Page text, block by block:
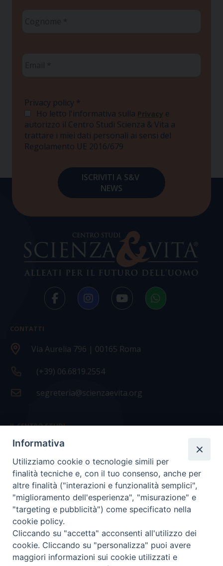
Privacy policy *
Ho letto l'informativa sulla Privacy e
autorizzo il Centro Studi Scienza & Vita a
trattare i miei dati personali ai sensi del
Regolamento UE 2016/679
CONTATTI
Via Aurelia 796 | 00165 Roma
(+39) 06.6819.2554
segreteria@scienzaevita.org
IL CENTRO STUDI
La nostra storia
Statuto
Presidenza e ufficio presidenza
Consiglio scientifico
Coordinamento nazionale
Informativa
Utilizziamo cookie o tecnologie simili per
finalità tecniche e, con il tuo consenso, anche per
altre finalità ("interazioni e funzionalità semplici",
"miglioramento dell'esperienza", "misurazione" e
"targeting e pubblicità") come specificato nella
cookie policy.
Cliccando su "accetta" acconsenti all'utilizzo dei
cookie. Cliccando su "personalizza" puoi avere
maggiori informazioni sui cookie utilizzati e